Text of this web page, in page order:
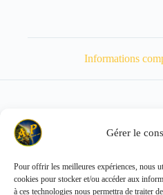
Gérer le
Pour offrir les meilleures expériences, nous
cookies pour stocker et/ou accéder aux
à ces technologies nous permettra de traiter
Informations
Poids
Copyright © 2026 - ALL